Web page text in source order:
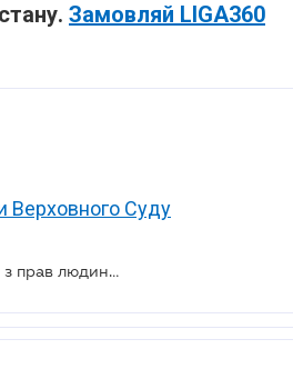
Замовляй LIGA360
Верховного Суду
Опубліковано огляд практики Європейського суду з прав людини за липень 2025 року